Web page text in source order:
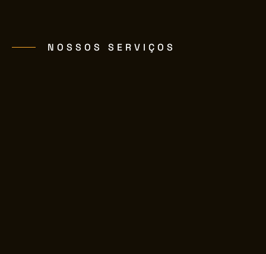
NOSSOS SERVIÇOS